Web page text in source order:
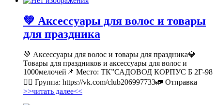
💚 Аксессуары для волос и товары
для праздника
💚 Аксессуары для волос и товары для праздника💎
Товары для праздников и аксессуары для волос и
1000мелочей📌 Место: ТК”САДОВОД КОРПУС Б 2Г-98
👉🏻 Группа: https://vk.com/club206997733🚛 Отправка
>>читать далее<<